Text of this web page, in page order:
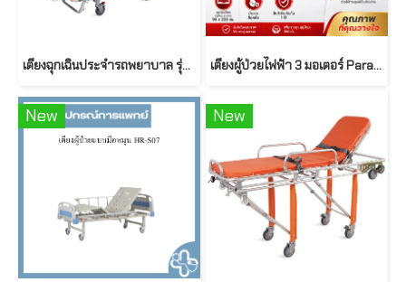
เตียงฉุกเฉินประจำรถพยาบาล รุ่น SKB039(E) ยี่ห้อ SAIKANG เตียงผู้ป่วยไฟฟ้า 3 มอเตอร์ Paramout Bed รุ่น A5 Series ( Electric Hospital Bed ) รองรับน้ำหนักได้สูงสุด 230 กก.
New New